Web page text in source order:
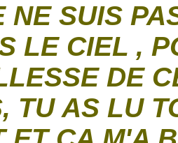
NE SUIS
LE CIEL ,
DE
TU AS LU